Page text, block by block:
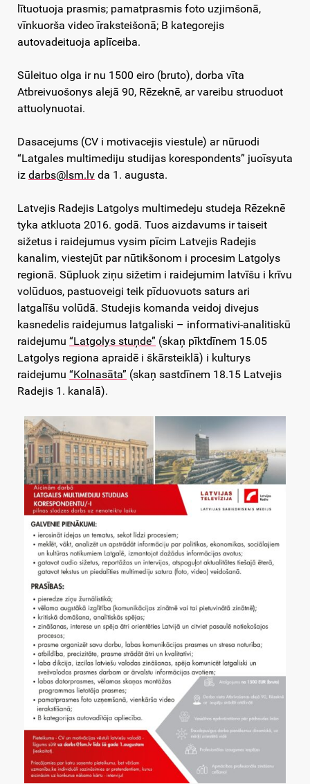
lītuotuoja prasmis; pamatprasmis foto uzjimšonā,
vīnkuorša video īraksteišonā; B kategorejis
autovadeituoja aplīceiba.
Sūleituo olga ir nu 1500 eiro (bruto), dorba vīta
Atbreivuošonys alejā 90, Rēzeknē, ar vareibu struoduot
attuolynuotai.
Dasacejums (CV i motivacejis viestule) ar nūruodi
“Latgales multimediju studijas korespondents” juoīsyuta
iz darbs@lsm.lv da 1. augusta.
Latvejis Radejis Latgolys multimedeju studeja Rēzeknē
tyka atkluota 2016. godā. Tuos aizdavums ir taiseit
sižetus i raidejumus vysim pīcim Latvejis Radejis
kanalim, viestejūt par nūtikšonom i procesim Latgolys
regionā. Sūpluok ziņu sižetim i raidejumim latvīšu i krīvu
volūduos, pastuoveigi teik pīduovuots saturs ari
latgalīšu volūdā. Studejis komanda veidoj divejus
kasnedelis raidejumus latgaliski – informativi-analitiskū
raidejumu “Latgolys stuņde” (skaņ pīktdīnem 15.05
Latgolys regiona apraidē i škārsteiklā) i kulturys
raidejumu “Kolnasāta” (skaņ sastdīnem 18.15 Latvejis
Radejis 1. kanalā).